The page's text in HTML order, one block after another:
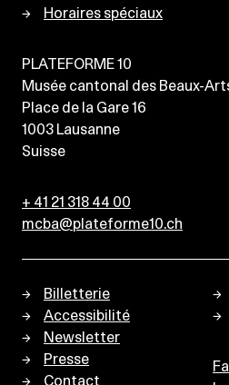
Horaires spéciaux
PLATEFORME 10
Musée cantonal des Beaux-
Place de la Gare 16
1003 Lausanne
Suisse
+ 41 21 318 44 00
mcba@plateforme10.ch
Billetterie
Accessibilité
Newsletter
Presse
Contact